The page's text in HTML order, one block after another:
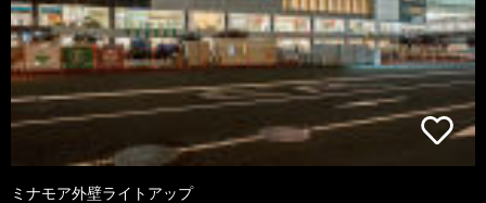
ミナモア外壁ライトアップ